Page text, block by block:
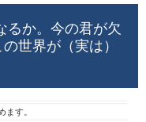
るか。今の君が欠
世界が（実は）
ます。